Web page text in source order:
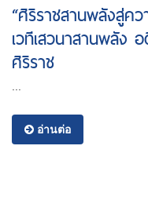
“ศิริราชสานพลังสู่คว
เวทีเสวนาสานพลัง
ศิริราช
อ่านต่อ